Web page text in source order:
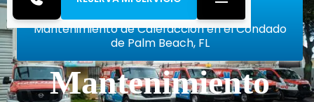
Mantenimiento de Calefacción en el Condado
de Palm Beach, FL
Mantenimiento